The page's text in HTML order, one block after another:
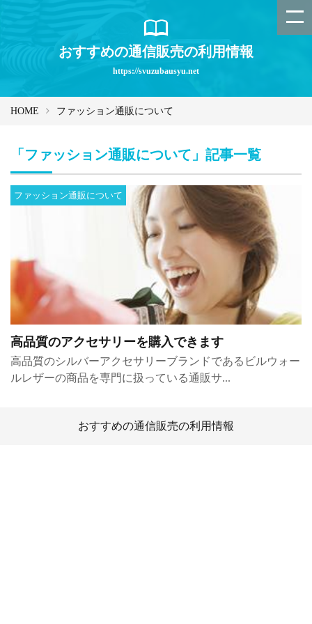
おすすめの通信販売の利用情報
https://svuzubausyu.net
HOME ファッション通販について
「ファッション通販について」記事一覧
高品質のアクセサリーを購入できます
ファッション通販について
高品質のシルバーアクセサリーブランドであるビルウォー
ルレザーの商品を専門に扱っている通販サ...
おすすめの通信販売の利用情報